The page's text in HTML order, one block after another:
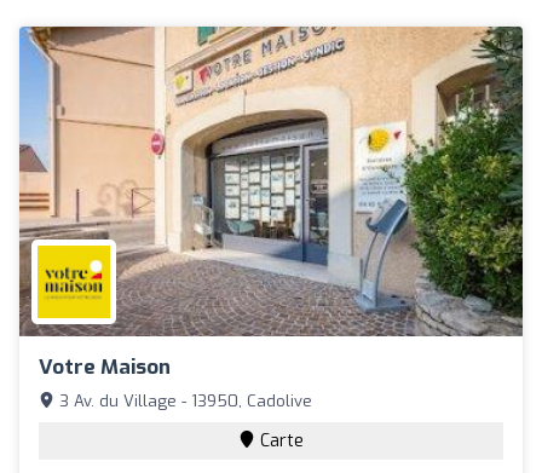
Votre Maison
3 Av. du Village - 13950, Cadolive
Carte